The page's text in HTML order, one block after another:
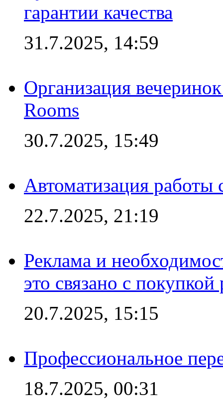
гарантии качества
31.7.2025, 14:59
Организация
Rooms
30.7.2025, 15:49
Автоматизация работы
22.7.2025, 21:19
Реклама и
это связано с покупкой
20.7.2025, 15:15
Профессиональное
18.7.2025, 00:31